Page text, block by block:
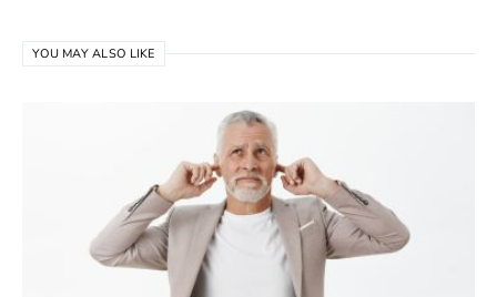
YOU MAY ALSO LIKE